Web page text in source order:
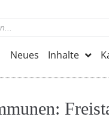
Neues Inhalte